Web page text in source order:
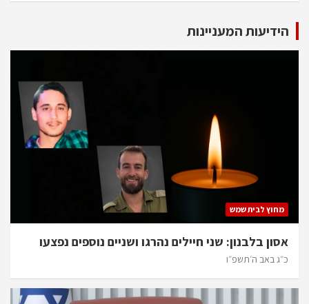
הידיעות המעניינות
מחוץ לבית שמש
אסון בלבנון: שני חיילים נהרגו ושניים נוספים נפצעו
כ״ג באב ה׳תשפ״ו